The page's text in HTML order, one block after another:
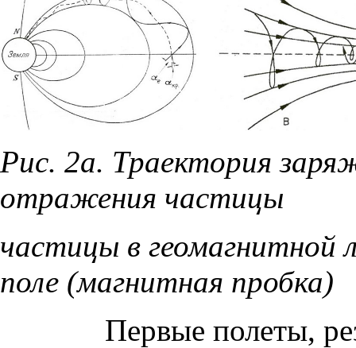
Рис. 2а. Траектория
отражения частицы
частицы в геомагнитной
поле (магнитная пробка)
Первые полеты,